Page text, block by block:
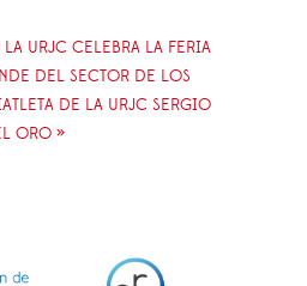
LA URJC CELEBRA LA FERIA
DEL SECTOR DE LOS
DE LA URJC SERGIO
ORO »